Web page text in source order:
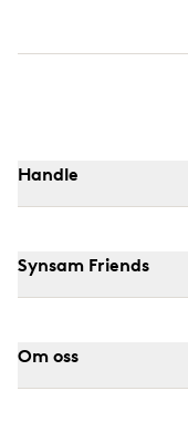
Handle
Synsam Friends
Om oss